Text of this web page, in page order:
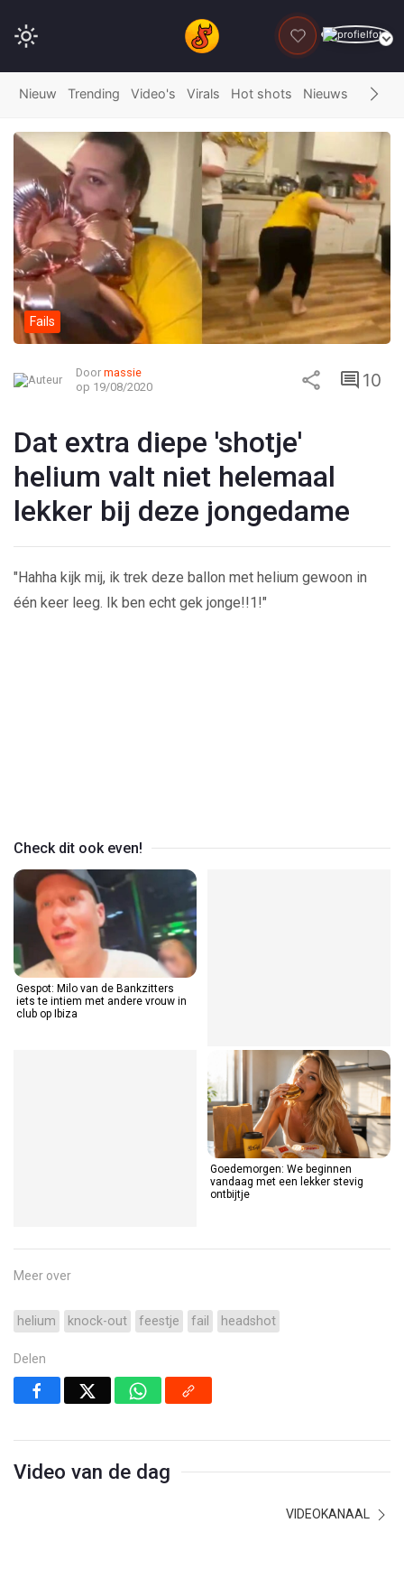
DONEER
Nieuw Trending Video's Virals Hot shots Nieuws Fails
Fails
Door massie
op 19/08/2020
10
Dat extra diepe 'shotje'
helium valt niet helemaal
lekker bij deze jongedame
"Hahha kijk mij, ik trek deze ballon met helium gewoon in
één keer leeg. Ik ben echt gek jonge!!1!"
Check dit ook even!
Gespot: Milo van de Bankzitters
iets te intiem met andere vrouw in
club op Ibiza
Goedemorgen: We beginnen
vandaag met een lekker stevig
ontbijtje
Meer over
helium knock-out feestje fail headshot
Delen
Video van de dag
VIDEOKANAAL